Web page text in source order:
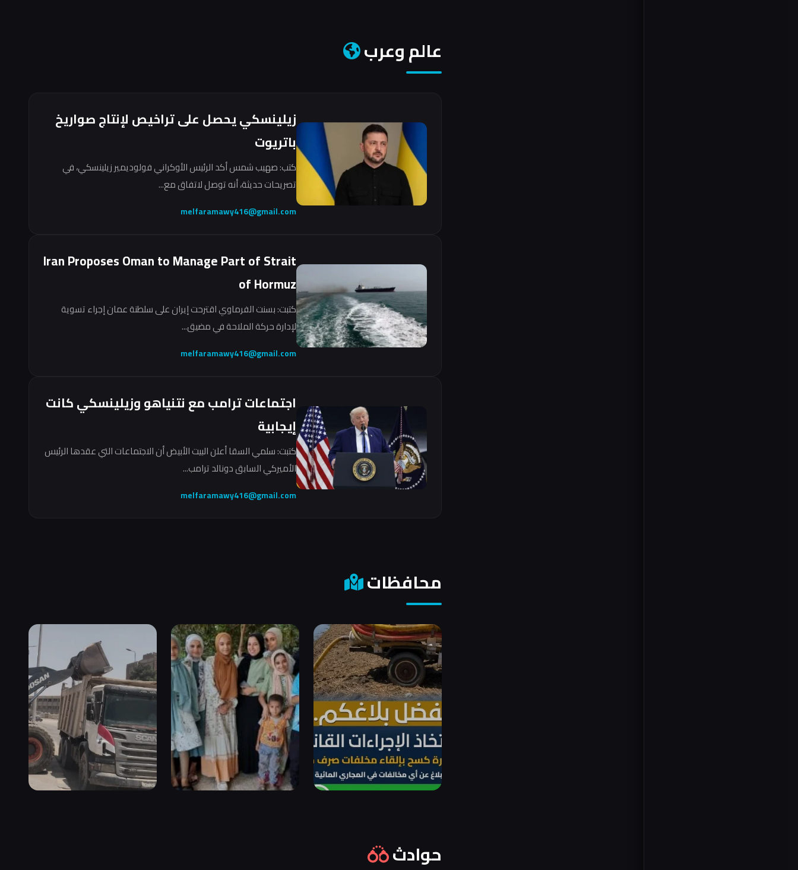
عالم وعرب
زيلينسكي يحصل على تراخيص لإنتاج صواريخ
باتريوت
كتب: صهيب شمس أكد الرئيس الأوكراني فولوديمير زيلينسكي، في
تصريحات حديثة، أنه توصل لاتفاق مع...
melfaramawy416@gmail.com
Iran Proposes Oman to Manage Part of Strait
of Hormuz
كتبت: بسنت الفرماوي اقترحت إيران على سلطنة عمان إجراء تسوية
لإدارة حركة الملاحة في مضيق...
melfaramawy416@gmail.com
اجتماعات ترامب مع نتنياهو وزيلينسكي كانت
إيجابية
كتبت: سلمي السقا أعلن البيت الأبيض أن الاجتماعات التي عقدها الرئيس
الأميركي السابق دونالد ترامب...
melfaramawy416@gmail.com
محافظات
حوادث